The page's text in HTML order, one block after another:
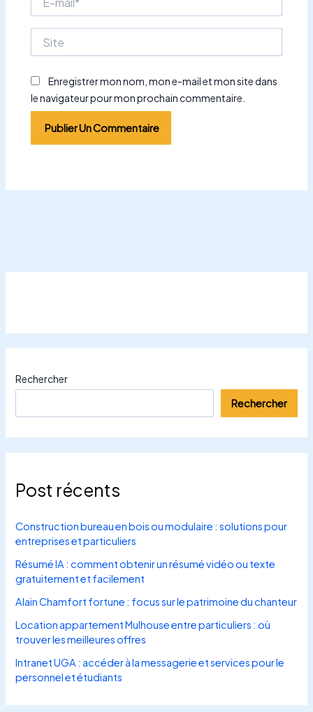
mail*
Enregistrer mon nom, mon e-mail et mon site dans
le navigateur pour mon prochain commentaire.
Rechercher
Rechercher
Post récents
Construction bureau en bois ou modulaire : solutions pour
entreprises et particuliers
Résumé IA : comment obtenir un résumé vidéo ou texte
gratuitement et facilement
Alain Chamfort fortune : focus sur le patrimoine du chanteur
Location appartement Mulhouse entre particuliers : où
trouver les meilleures offres
Intranet UGA : accéder à la messagerie et services pour le
personnel et étudiants